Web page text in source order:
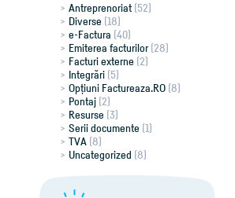
Antreprenoriat (52)
Diverse (18)
e-Factura (40)
Emiterea facturilor(28)
Facturi externe (2)
Integrări (5)
Opțiuni Factureaza.RO (8)
Pontaj (2)
Resurse (3)
Serii documente (1)
TVA (8)
Uncategorized (8)